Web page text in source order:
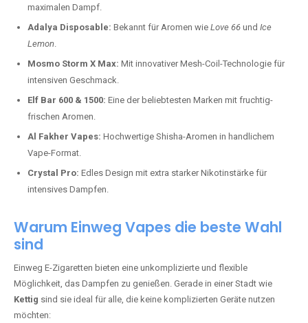
maximalen Dampf.
Adalya Disposable: Bekannt für Aromen wie Love 66 und Ice
Lemon.
Mosmo Storm X Max: Mit innovativer Mesh-Coil-Technologie für
intensiven Geschmack.
Elf Bar 600 & 1500: Eine der beliebtesten Marken mit fruchtig-
frischen Aromen.
Al Fakher Vapes: Hochwertige Shisha-Aromen in handlichem
Vape-Format.
Crystal Pro: Edles Design mit extra starker Nikotinstärke für
intensives Dampfen.
Warum Einweg Vapes die beste Wahl
sind
Einweg E-Zigaretten bieten eine unkomplizierte und flexible
Möglichkeit, das Dampfen zu genießen. Gerade in einer Stadt wie
Kettig sind sie ideal für alle, die keine komplizierten Geräte nutzen
möchten: